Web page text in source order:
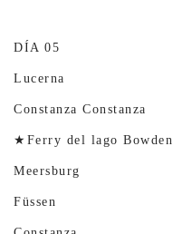
DÍA 05
Lucerna
Constanza Constanza
★Ferry del lago Bowden
Meersburg
Füssen